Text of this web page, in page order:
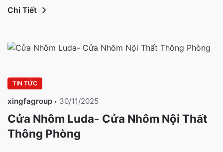
Chi Tiết
TIN TỨC
xingfagroup 30/11/2025
Cửa Nhôm Luda- Cửa Nhôm Nội Thất
Thông Phòng